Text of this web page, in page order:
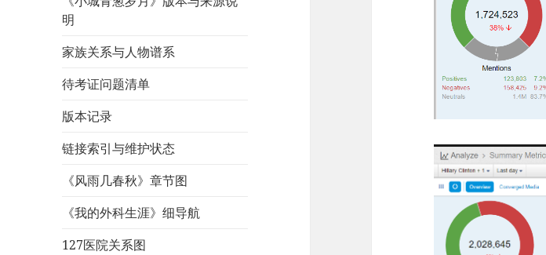
明
家族关系与人物谱系
待考证问题清单
版本记录
链接索引与维护状态
《风雨几春秋》章节图
《我的外科生涯》细导航
127医院关系图